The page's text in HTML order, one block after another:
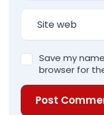
Save my
browser for
Post